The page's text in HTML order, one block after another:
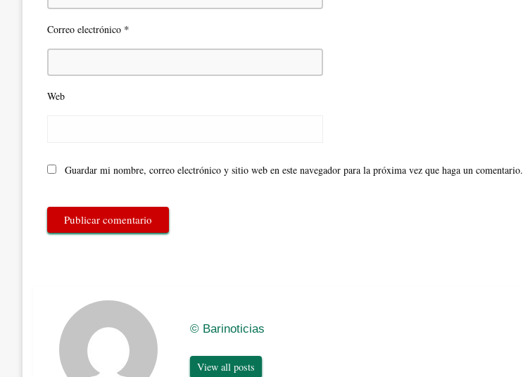
Correo electrónico *
Web
Guardar mi nombre, correo electrónico y sitio web en este navegador para la próxima vez que haga un comentario.
© Barinoticias
View all posts